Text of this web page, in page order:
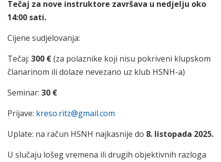
Tečaj za nove instruktore završava u nedjelju oko
14:00 sati.
Cijene sudjelovanja:
Tečaj: 300 €(za polaznike koji nisu pokriveni klupskom
članarinom ili dolaze nevezano uz klub HSNH-a)
Seminar: 30 €
Prijave: kreso.ritz@gmail.com
Uplate: na račun HSNH najkasnije do 8. listopada 2025.
U slučaju lošeg vremena ili drugih objektivnih razloga